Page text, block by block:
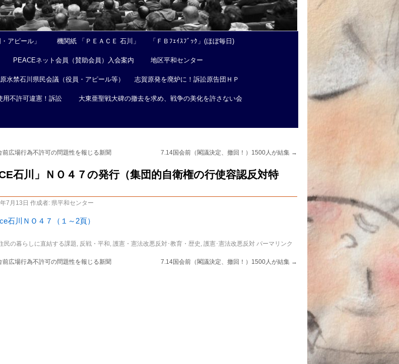
アピール」 機関紙 「ＰＥＡＣＥ 石川」 「ＦＢﾌｪｲｽﾌﾞｯｸ」(ほぼ毎日)
PEACEネット会員（賛助会員）入会案内 地区平和センター
水禁石川県民会議（役員・アピール等） 志賀原発を廃炉に！訴訟原告団ＨＰ
用不許可違憲！訴訟 大東亜聖戦大碑の撤去を求め、戦争の美化を許さない会
前広場行為不許可の問題性を報じる新聞 7.14国会前（閣議決定、撤回！）1500人が結集 →
石川」ＮＯ４７の発行（集団的自衛権の行使容認反対特
7月13日 作成者: 県平和センター
石川ＮＯ４７（１～2頁）
民の暮らしに直結する課題, 反戦・平和, 護憲・憲法改悪反対･教育・歴史 , 護憲･憲法改悪反対 パーマリンク
前広場行為不許可の問題性を報じる新聞 7.14国会前（閣議決定、撤回！）1500人が結集 →